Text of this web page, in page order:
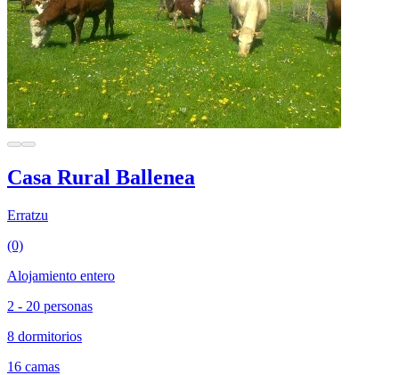
Casa Rural Ballenea
Erratzu
(0)
Alojamiento entero
2 - 20 personas
8 dormitorios
16 camas